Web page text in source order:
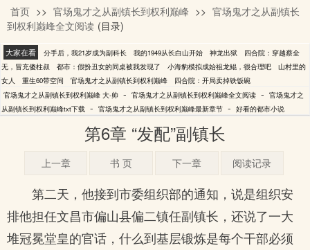
大-帅
首页 >> 官场鬼才之从副镇长到权利巅峰 >> 官场鬼才之从副镇长
到权利巅峰全文阅读 (目录)
大家在看 分手后，我21岁成为副科长 我的1949从长白山开始 神龙出狱
四合院：穿越蔡全
无，冒充傻柱叔
都市：假扮丑女的同桌被我发现了 小海豹模拟成始祖龙鲲，很合理吧
山村里的
女人
重生60带空间 官场鬼才之从副镇长到权利巅峰
四合院：开局卖掉铁饭碗
官场鬼才之从副镇长到权利巅峰 大-帅 - 官场鬼才之从副镇长到权利巅峰全文阅读 - 官场鬼才之
从副镇长到权利巅峰txt下载 - 官场鬼才之从副镇长到权利巅峰最新章节 - 好看的都市小说
第6章 “发配”副镇长
上一章 书 页 下一章 阅读记录
第二天，他接到市委组织部的通知，说是组织安
排他担任文昌市偏山县偏二镇任副镇长，还说了一大
堆冠冕堂皇的官话，什么到基层锻炼是每个干部必须